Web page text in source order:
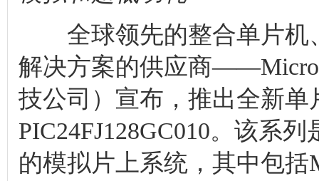
全球领先的整合单片机
解决方案的供应商
技公司）宣布，推出全新
PIC24FJ128GC010。该系
的模拟片上系统，其中包